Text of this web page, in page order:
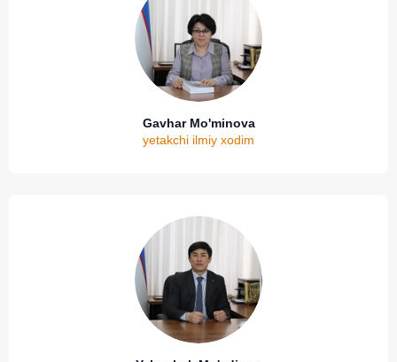
Gavhar Mo'minova
yetakchi ilmiy xodim